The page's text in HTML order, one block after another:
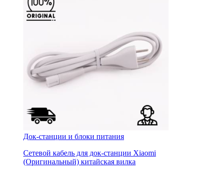
Док-станции и блоки питания
Сетевой кабель для док-станции Xiaomi
(Оригинальный) китайская вилка